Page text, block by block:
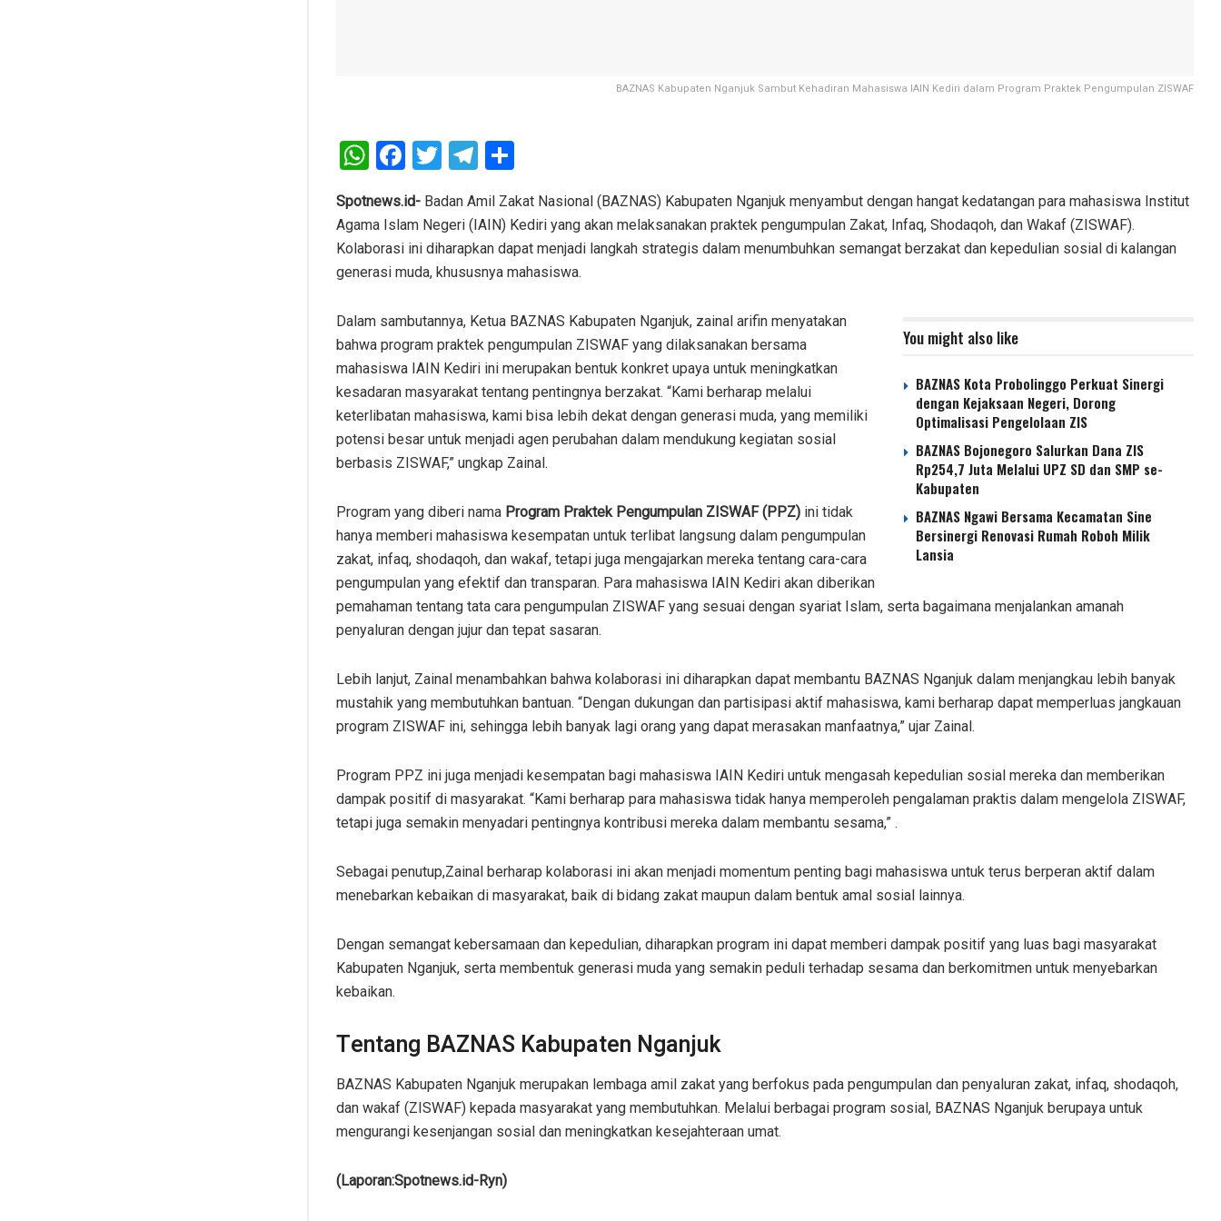
BAZNAS Kabupaten Nganjuk Sambut Kehadiran Mahasiswa IAIN Kediri dalam Program Praktek Pengumpulan ZISWAF
W
h
at
s
A
p
F
a
ce
b
o
k
T
wi
tt
er
T
el
e
gr
a
h
ar
e
Spotnews.id- Badan Amil Zakat Nasional (BAZNAS) Kabupaten Nganjuk menyambut dengan hangat kedatangan para mahasiswa Institut
Agama Islam Negeri (IAIN) Kediri yang akan melaksanakan praktek pengumpulan Zakat, Infaq, Shodaqoh, dan Wakaf (ZISWAF).
Kolaborasi ini diharapkan dapat menjadi langkah strategis dalam menumbuhkan semangat berzakat dan kepedulian sosial di kalangan
generasi muda, khususnya mahasiswa.
You might also like
BAZNAS Kota Probolinggo Perkuat Sinergi
dengan Kejaksaan Negeri, Dorong
Optimalisasi Pengelolaan ZIS
BAZNAS Bojonegoro Salurkan Dana ZIS
Rp254,7 Juta Melalui UPZ SD dan SMP se-
Kabupaten
BAZNAS Ngawi Bersama Kecamatan Sine
Bersinergi Renovasi Rumah Roboh Milik
Lansia
Dalam sambutannya, Ketua BAZNAS Kabupaten Nganjuk, zainal arifin menyatakan
bahwa program praktek pengumpulan ZISWAF yang dilaksanakan bersama
mahasiswa IAIN Kediri ini merupakan bentuk konkret upaya untuk meningkatkan
kesadaran masyarakat tentang pentingnya berzakat. “Kami berharap melalui
keterlibatan mahasiswa, kami bisa lebih dekat dengan generasi muda, yang memiliki
potensi besar untuk menjadi agen perubahan dalam mendukung kegiatan sosial
berbasis ZISWAF,” ungkap Zainal.
Program yang diberi nama Program Praktek Pengumpulan ZISWAF (PPZ) ini tidak
hanya memberi mahasiswa kesempatan untuk terlibat langsung dalam pengumpulan
zakat, infaq, shodaqoh, dan wakaf, tetapi juga mengajarkan mereka tentang cara-cara
pengumpulan yang efektif dan transparan. Para mahasiswa IAIN Kediri akan diberikan
pemahaman tentang tata cara pengumpulan ZISWAF yang sesuai dengan syariat Islam, serta bagaimana menjalankan amanah
penyaluran dengan jujur dan tepat sasaran.
Lebih lanjut, Zainal menambahkan bahwa kolaborasi ini diharapkan dapat membantu BAZNAS Nganjuk dalam menjangkau lebih banyak
mustahik yang membutuhkan bantuan. “Dengan dukungan dan partisipasi aktif mahasiswa, kami berharap dapat memperluas jangkauan
program ZISWAF ini, sehingga lebih banyak lagi orang yang dapat merasakan manfaatnya,” ujar Zainal.
Program PPZ ini juga menjadi kesempatan bagi mahasiswa IAIN Kediri untuk mengasah kepedulian sosial mereka dan memberikan
dampak positif di masyarakat. “Kami berharap para mahasiswa tidak hanya memperoleh pengalaman praktis dalam mengelola ZISWAF,
tetapi juga semakin menyadari pentingnya kontribusi mereka dalam membantu sesama,” .
Sebagai penutup,Zainal berharap kolaborasi ini akan menjadi momentum penting bagi mahasiswa untuk terus berperan aktif dalam
menebarkan kebaikan di masyarakat, baik di bidang zakat maupun dalam bentuk amal sosial lainnya.
Dengan semangat kebersamaan dan kepedulian, diharapkan program ini dapat memberi dampak positif yang luas bagi masyarakat
Kabupaten Nganjuk, serta membentuk generasi muda yang semakin peduli terhadap sesama dan berkomitmen untuk menyebarkan
kebaikan.
Tentang BAZNAS Kabupaten Nganjuk
BAZNAS Kabupaten Nganjuk merupakan lembaga amil zakat yang berfokus pada pengumpulan dan penyaluran zakat, infaq, shodaqoh,
dan wakaf (ZISWAF) kepada masyarakat yang membutuhkan. Melalui berbagai program sosial, BAZNAS Nganjuk berupaya untuk
mengurangi kesenjangan sosial dan meningkatkan kesejahteraan umat.
(Laporan:Spotnews.id-Ryn)